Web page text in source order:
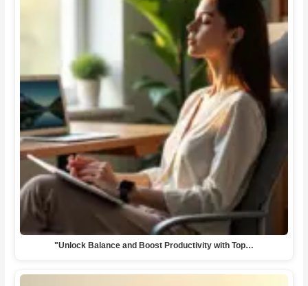
"Unlock Balance and Boost Productivity with Top…